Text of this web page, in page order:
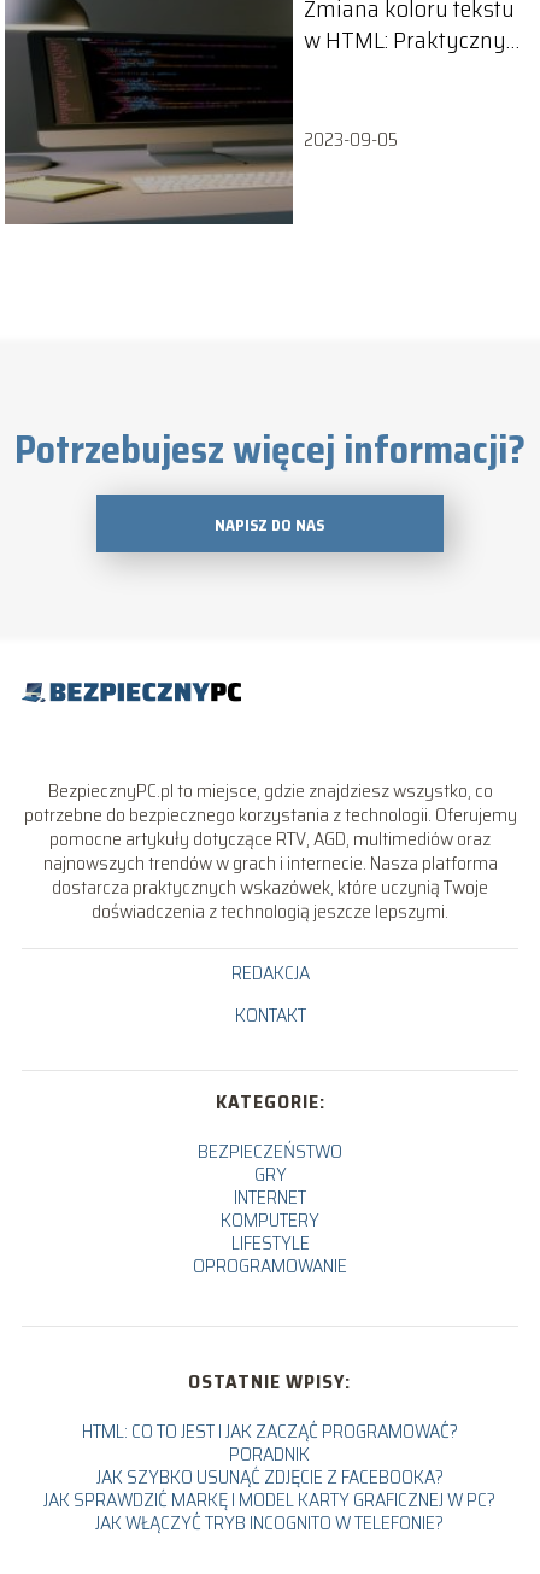
Zmiana koloru tekstu
w HTML: Praktyczny
2023-09-05
Potrzebujesz więcej informacji?
NAPISZ DO NAS
BezpiecznyPC.pl to miejsce, gdzie znajdziesz wszystko, co
potrzebne do bezpiecznego korzystania z technologii. Oferujemy
pomocne artykuły dotyczące RTV, AGD, multimediów oraz
najnowszych trendów w grach i internecie. Nasza platforma
dostarcza praktycznych wskazówek, które uczynią Twoje
doświadczenia z technologią jeszcze lepszymi.
REDAKCJA
KONTAKT
KATEGORIE:
BEZPIECZEŃSTWO
GRY
INTERNET
KOMPUTERY
LIFESTYLE
OPROGRAMOWANIE
OSTATNIE WPISY:
HTML: CO TO JEST I JAK ZACZĄĆ PROGRAMOWAĆ?
PORADNIK
JAK SZYBKO USUNĄĆ ZDJĘCIE Z FACEBOOKA?
JAK SPRAWDZIĆ MARKĘ I MODEL KARTY GRAFICZNEJ W PC?
JAK WŁĄCZYĆ TRYB INCOGNITO W TELEFONIE?